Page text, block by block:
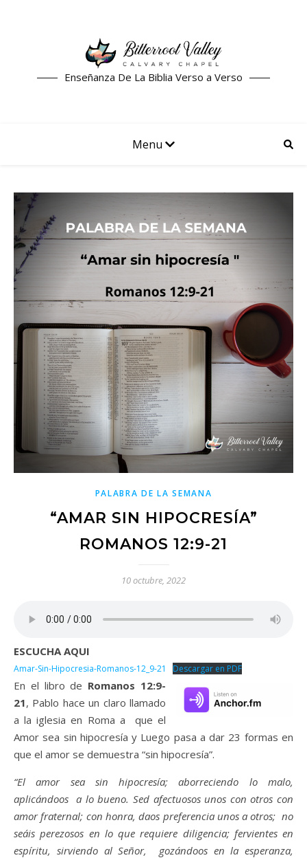
Enseñanza De La Biblia Verso a Verso
Menu
PALABRA DE LA SEMANA
“AMAR SIN HIPOCRESÍA”
ROMANOS 12:9-21
10 octubre, 2022
ESCUCHA AQUI
Amar-Sin-Hipocresia-Romanos-12_9-21 Descargar en PDF
En el libro de Romanos 12:9-
21, Pablo hace un claro llamado
a la iglesia en Roma a que el
Amor sea sin hipocresía y Luego pasa a dar 23 formas en
que el amor se demuestra “sin hipocresía”.
“El amor sea sin hipocresía; aborreciendo lo malo,
aplicándoos a lo bueno. Sed afectuosos unos con otros con
amor fraternal; con honra, daos preferencia unos a otros; no
seáis perezosos en lo que requiere diligencia; fervientes en
espíritu, sirviendo al Señor, gozándoos en la esperanza,